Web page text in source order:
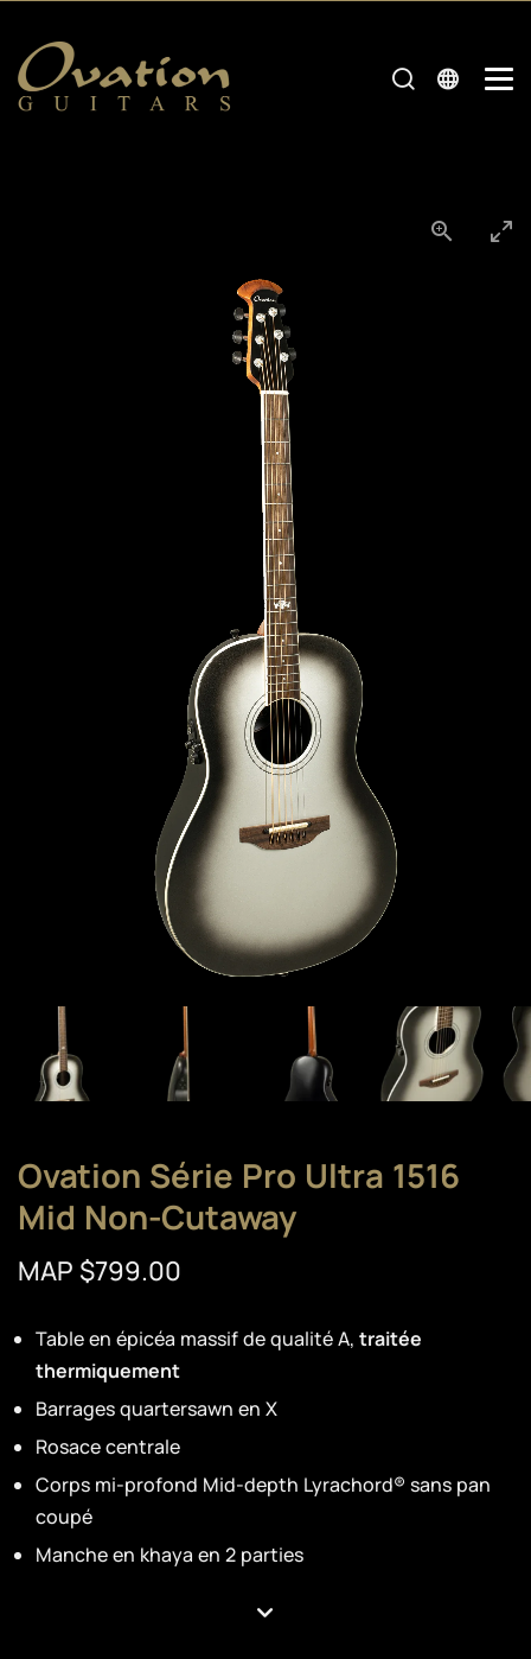
Ovation Série Pro Ultra 1516
Mid Non-Cutaway
MAP $799.00
Table en épicéa massif de qualité A, traitée
thermiquement
Barrages quartersawn en X
Rosace centrale
Corps mi-profond Mid-depth Lyrachord® sans pan
coupé
Manche en khaya en 2 parties